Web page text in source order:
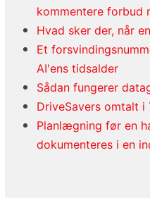
kommentere forbud
Hvad sker der, når
Et
AI'ens tidsalder
Sådan fungerer
DriveSavers omtalt i
Planlægning før en
dokumenteres i en